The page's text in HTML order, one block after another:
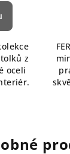
z
oceli